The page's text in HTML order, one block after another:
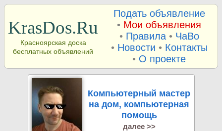
KrasDos.Ru
Красноярская доска
бесплатных объявлений
Подать объявление
• Мои объявления
• Правила• ЧаВо
• Новости • Контакты
• О проекте
Компьютерный мастер
на дом, компьютерная
помощь
далее >>